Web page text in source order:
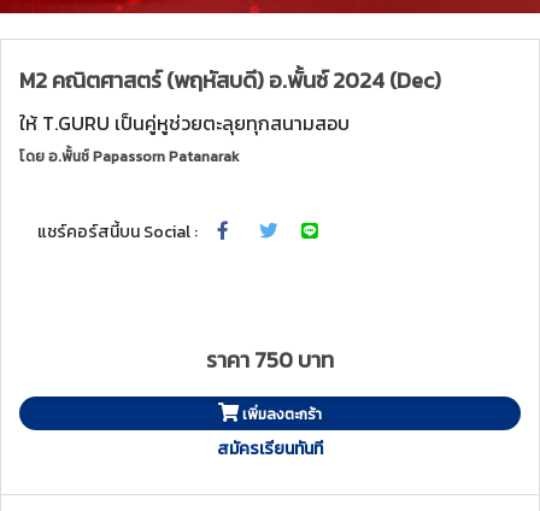
M2 คณิตศาสตร์ (พฤหัสบดี) อ.พั้นช์ 2024 (Dec)
ให้ T.GURU เป็นคู่หูช่วยตะลุยทุกสนามสอบ
โดยอ.พั้นช์ Papassorn Patanarak
แชร์คอร์สนี้บน Social :
ราคา 750 บาท
เพิ่มลงตะกร้า
สมัครเรียนทันที